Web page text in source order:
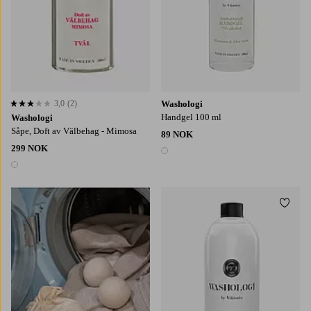
Washologi
Såpe, Doft av Välbehag - Mimosa
299 NOK
1 farge
3,0 basert på 2 karaktergivninger
3,0 (2)
Washologi
Handgel 100 ml
89 NOK
1 farge
Legg til favoritter